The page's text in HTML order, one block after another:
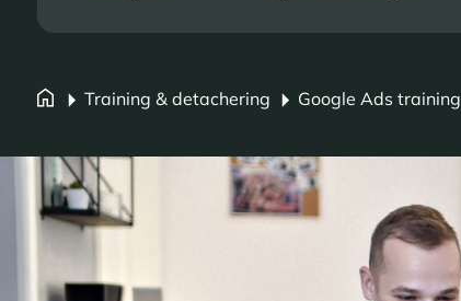
Training & detachering Google Ads training